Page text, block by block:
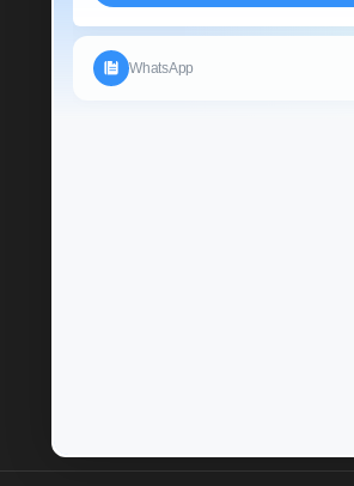
Send Us An Inquiry